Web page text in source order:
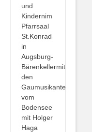
und
Kindernim
Pfarrsaal
St.Konrad
in
Augsburg-
Bärenkellermit
den
Gaumusikanten
vom
Bodensee
mit Holger
Haga